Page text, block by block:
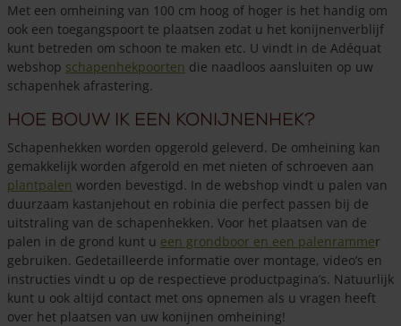
Met een omheining van 100 cm hoog of hoger is het handig om
ook een toegangspoort te plaatsen zodat u het konijnenverblijf
kunt betreden om schoon te maken etc. U vindt in de Adéquat
webshop schapenhekpoorten die naadloos aansluiten op uw
schapenhek afrastering.
Hoe bouw ik een konijnenhek?
Schapenhekken worden opgerold geleverd. De omheining kan
gemakkelijk worden afgerold en met nieten of schroeven aan
plantpalen worden bevestigd. In de webshop vindt u palen van
duurzaam kastanjehout en robinia die perfect passen bij de
uitstraling van de schapenhekken. Voor het plaatsen van de
palen in de grond kunt u een grondboor en een palenrammer
gebruiken. Gedetailleerde informatie over montage, video’s en
instructies vindt u op de respectieve productpagina’s. Natuurlijk
kunt u ook altijd contact met ons opnemen als u vragen heeft
over het plaatsen van uw konijnen omheining!